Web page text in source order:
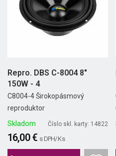
Repro. DBS C-8004 8"
150W - 4
C8004-4 Širokopásmový
reproduktor
Skladom Číslo skl. karty: 14822
16,00 € s DPH/ Ks